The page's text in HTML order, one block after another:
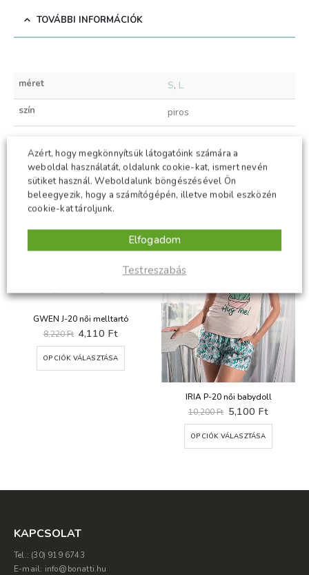
TOVÁBBI INFORMÁCIÓK
méret S, L
szín piros
KAPCSOLÓDÓ TERMÉKEK
-50%
GWEN J-20 női melltartó
8,220Ft Original
price
was:
8,220 Ft.
4,110 FtCurrent
price
4,110 Ft.
OPCIÓK VÁLASZTÁSA
Ennek a terméknek több variációja van. A változatok a termékoldalon választhatók ki
IRIA P-20 női babydoll
10,200Ft Original
price
was:
10,200 Ft.
5,100 FtCurrent
price
OPCIÓK VÁLASZTÁSA
Ennek a terméknek több variációja van. A változatok a termékoldalon választhatók ki
KAPCSOLAT
Tel.: (30) 919 6743
E-mail: info@bonatti.hu
Azért, hogy megkönnyítsük látogatóink számára a
weboldal használatát, oldalunk cookie-kat, ismert nevén
sütiket használ. Weboldalunk böngészésével Ön
beleegyezik, hogy a számítógépén, illetve mobil eszközén
cookie-kat tároljunk.
Testreszabás
Elfogadom